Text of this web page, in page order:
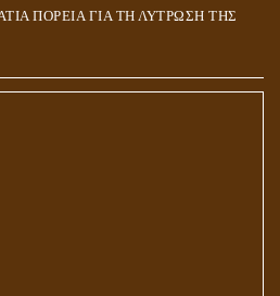
ΠΟΡΕΙΑ ΓΙΑ ΤΗ ΛΥΤΡΩΣΗ ΤΗΣ